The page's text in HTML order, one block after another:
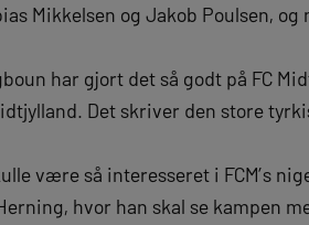
Mikkelsen og Jakob Poulsen,
har gjort det så godt på FC
Det skriver den store
være så interesseret i FCM’s
hvor han skal se kampen